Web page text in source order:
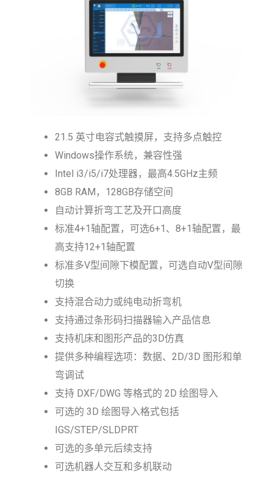
21.5 英寸电容式触摸屏，支持多点触控
Windows操作系统，兼容性强
Intel i3/i5/i7处理器，最高4.5GHz主频
8GB RAM，128GB存储空间
自动计算折弯工艺及开口高度
标准4+1轴配置，可选6+1、8+1轴配置，最
高支持12+1轴配置
标准多V型间隙下模配置，可选自动V型间隙
切换
支持混合动力或纯电动折弯机
支持通过条形码扫描器输入产品信息
支持机床和图形产品的3D仿真
提供多种编程选项：数据、2D/3D 图形和单
弯调试
支持 DXF/DWG 等格式的 2D 绘图导入
可选的 3D 绘图导入格式包括
IGS/STEP/SLDPRT
可选的多单元后续支持
可选机器人交互和多机联动